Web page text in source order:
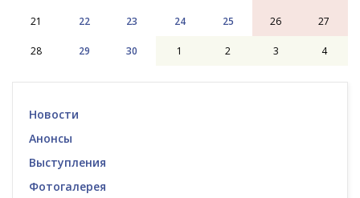
21 22 23 24 25 26 27
28 29 30 1 2 3 4
Новости
Анонсы
Выступления
Фотогалерея